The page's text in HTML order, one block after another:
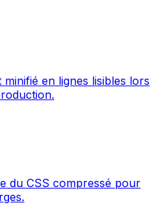
en lignes lisibles lors
du CSS compressé pour